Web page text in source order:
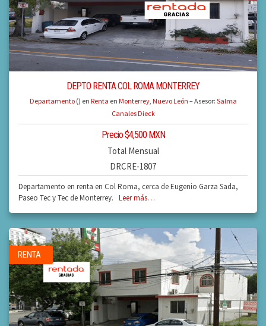
DEPTO RENTA COL ROMA MONTERREY
Departamento() en Renta en Monterrey, Nuevo León – Asesor: Salma
Canales Dieck
Precio $4,500 MXN
Total Mensual
DRCRE-1807
Departamento en renta en Col Roma, cerca de Eugenio Garza Sada,
Paseo Tec y Tec de Monterrey. Leer más…
RENTA